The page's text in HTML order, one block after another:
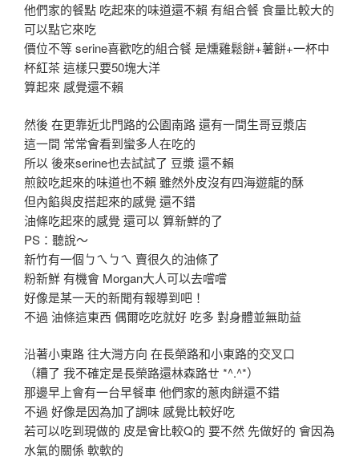
他們家的餐點 吃起來的味道還不賴 有組合餐 食量比較大的
可以點它來吃
價位不等 serine喜歡吃的組合餐 是燻雞鬆餅+薯餅+一杯中
杯紅茶 這樣只要50塊大洋
算起來 感覺還不賴
然後 在更靠近北門路的公園南路 還有一間生哥豆漿店
這一間 常常會看到蠻多人在吃的
所以 後來serine也去試試了 豆漿 還不賴
煎餃吃起來的味道也不賴 雖然外皮沒有四海遊龍的酥
但內餡與皮搭起來的感覺 還不錯
油條吃起來的感覺 還可以 算新鮮的了
PS：聽說～
新竹有一個ㄅㄟㄅㄟ 賣很久的油條了
粉新鮮 有機會 Morgan大人可以去嚐嚐
好像是某一天的新聞有報導到吧！
不過 油條這東西 偶爾吃吃就好 吃多 對身體並無助益
沿著小東路 往大灣方向 在長榮路和小東路的交叉口
（糟了 我不確定是長榮路還林森路ㄝ *^.^*）
那邊早上會有一台早餐車 他們家的蔥肉餅還不錯
不過 好像是因為加了調味 感覺比較好吃
若可以吃到現做的 皮是會比較Q的 要不然 先做好的 會因為
水氣的關係 軟軟的